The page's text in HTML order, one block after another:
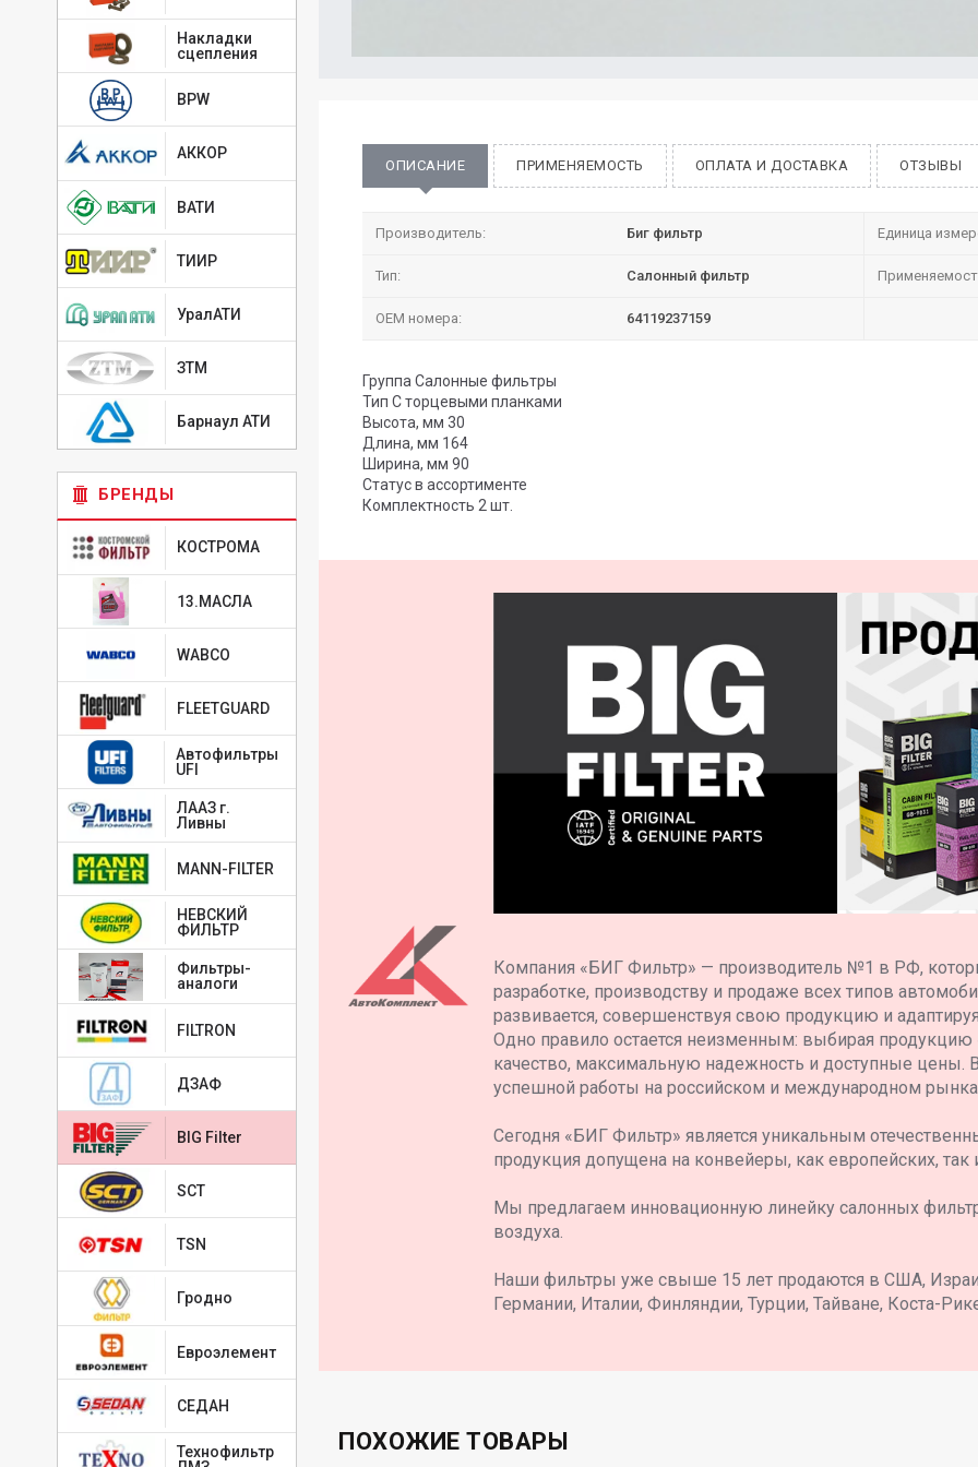
Накладки
сцепления
BPW
АККОР
ВАТИ
ТИИР
УралАТИ
ЗТМ
Барнаул АТИ
БРЕНДЫ
КОСТРОМА
13.МАСЛА
WABCO
FLEETGUARD
Автофильтры
UFI
ЛААЗ г.
Ливны
MANN-FILTER
НЕВСКИЙ
ФИЛЬТР
Фильтры-
аналоги
FILTRON
ДЗАФ
BIG Filter
SCT
TSN
Гродно
Евроэлемент
СЕДАН
Технофильтр
ОПИСАНИЕ ПРИМЕНЯЕМОСТЬ ОПЛАТА И ДОСТАВКА ОТЗЫВЫ
Производитель: Биг фильтр Единица
Тип: Салонный фильтр
OEM номера: 64119237159
Группа Салонные фильтры
Тип C торцевыми планками
Высота, мм 30
Длина, мм 164
Ширина, мм 90
Статус в ассортименте
Комплектность 2 шт.
Компания «БИГ Фильтр» — производитель №1 в РФ,
разработке, производству и продаже всех типов
развивается, совершенствуя свою продукцию и
Одно правило остается неизменным: выбирая
качество, максимальную надежность и доступные цены.
успешной работы на российском и международном
Сегодня «БИГ Фильтр» является уникальным
продукция допущена на конвейеры, как европейских, так
Мы предлагаем инновационную линейку салонных
воздуха.
Наши фильтры уже свыше 15 лет продаются в США,
Германии, Италии, Финляндии, Турции, Тайване, Коста-
ПОХОЖИЕ ТОВАРЫ